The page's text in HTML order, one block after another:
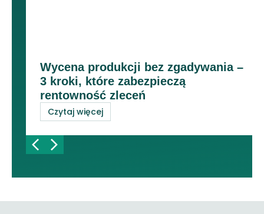
Wycena produkcji bez zgadywania –
3 kroki, które zabezpieczą
rentowność zleceń
Czytaj więcej